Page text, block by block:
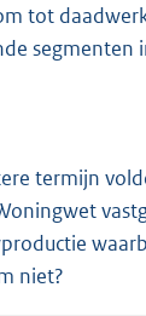
tot
termijn
niet?